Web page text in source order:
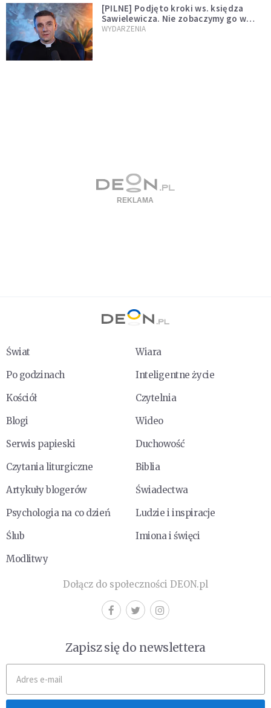
[PILNE] Podjęto kroki ws. księdza
Sawielewicza. Nie zobaczymy go w
mediach
WYDARZENIA
Świat
Wiara
Po godzinach
Inteligentne życie
Kościół
Czytelnia
Blogi
Wideo
Serwis papieski
Duchowość
Czytania liturgiczne
Biblia
Artykuły blogerów
Świadectwa
Psychologia na co dzień
Ludzie i inspiracje
Ślub
Imiona i święci
Modlitwy
Dołącz do społeczności DEON.pl
Zapisz się do newslettera